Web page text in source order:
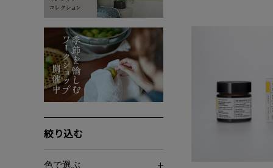
絞り込む
色で選ぶ